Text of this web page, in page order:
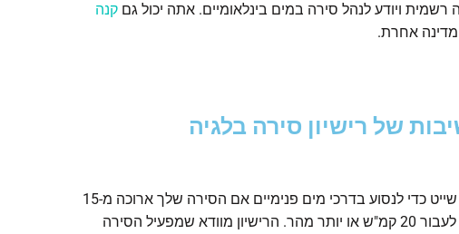
ויודע לנהל סירה במים בינלאומיים. אתה יכול גם קנה
מדינה אחרת.
של רישיון סירה בלגיה
בבלגיה, אתה צריך רישיון שייט כדי לנסוע בדרכי מים פנימיים אם הסירה שלך ארוכה מ-15
מטר או בעלת מנוע שיכול לעבור 20 קמ"ש או יותר מהר. הרישיון מוודא שמפעיל הסירה